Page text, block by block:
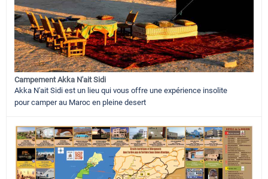
Campement Akka N'ait Sidi
Akka N'ait Sidi est un lieu qui vous offre une expérience insolite
pour camper au Maroc en pleine desert